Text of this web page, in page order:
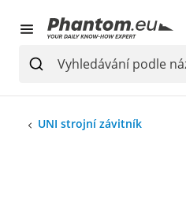
UNI strojní závitník